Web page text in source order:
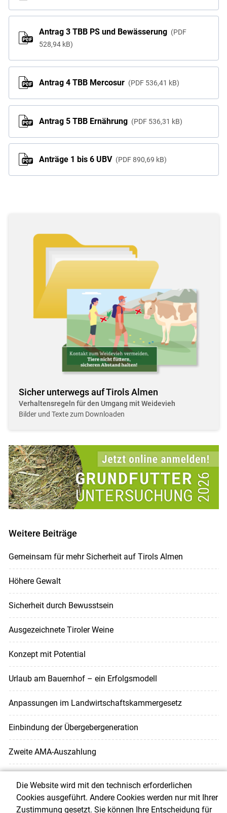
Antrag 3 TBB PS und Bewässerung
PDF
528,94 kB
Antrag 4 TBB Mercosur PDF 536,41 kB
Antrag 5 TBB Ernährung PDF 536,31 kB
Anträge 1 bis 6 UBV PDF 890,69 kB
Sicher unterwegs auf Tirols Almen
Verhaltensregeln für den Umgang mit Weidevieh
Bilder und Texte zum Downloaden
Weitere Beiträge
Gemeinsam für mehr Sicherheit auf Tirols Almen
Höhere Gewalt
Sicherheit durch Bewusstsein
Ausgezeichnete Tiroler Weine
Konzept mit Potential
Urlaub am Bauernhof – ein Erfolgsmodell
Anpassungen im Landwirtschaftskammergesetz
Einbindung der Übergebergeneration
Zweite AMA-Auszahlung
zumzurück
Seite 1 von 8
weiterzum
Die Website wird mit den technisch erforderlichen
Cookies ausgeführt. Andere Cookies werden nur mit Ihrer
Zustimmung gesetzt. Sie können Ihre Entscheidung für